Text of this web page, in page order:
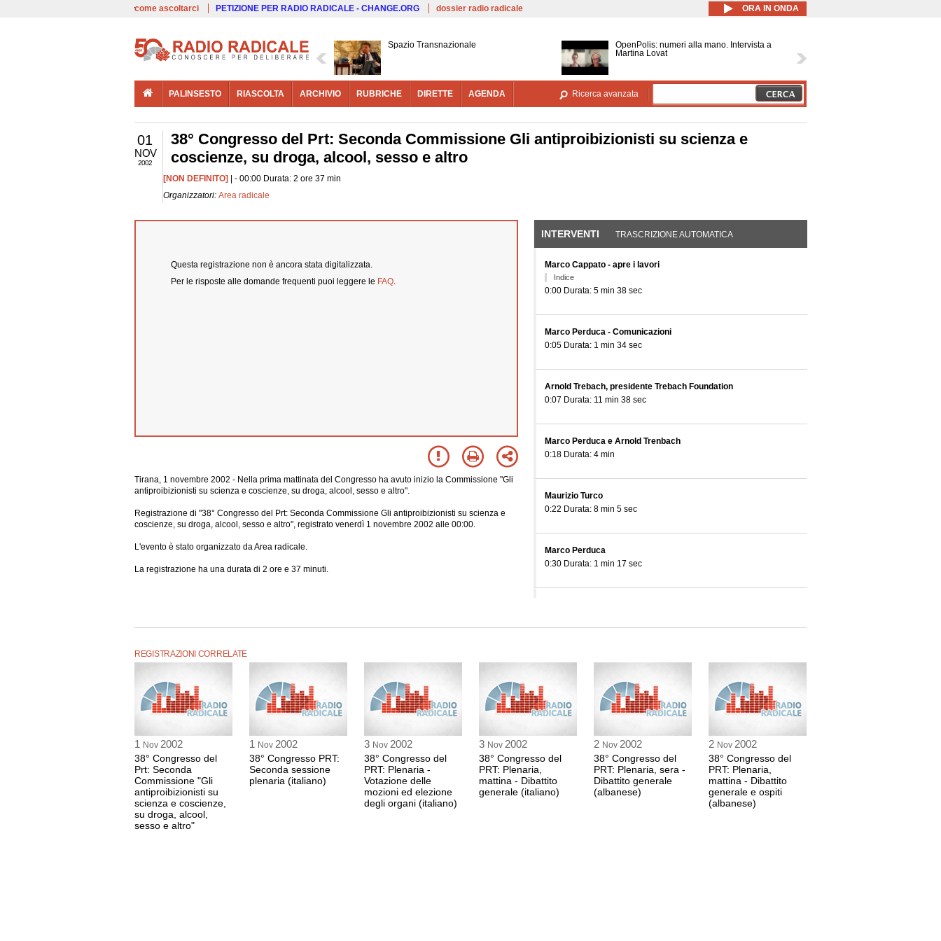
Salta al contenuto principale
come ascoltarci PETIZIONE PER RADIO RADICALE - CHANGE.ORG dossier radio radicale ORA IN ONDA
Spazio Transnazionale
OpenPolis: numeri alla mano. Intervista a
Martina Lovat
PALINSESTO RIASCOLTA ARCHIVIO RUBRICHE DIRETTE AGENDA Ricerca avanzata
01
NOV
2002
38° Congresso del Prt: Seconda Commissione Gli antiproibizionisti su scienza e
coscienze, su droga, alcool, sesso e altro
[NON DEFINITO]
| - 00:00 Durata: 2 ore 37 min
Organizzatori: Area radicale
Questa registrazione non è ancora stata digitalizzata.
Per le risposte alle domande frequenti puoi leggere le FAQ.
Tirana, 1 novembre 2002 - Nella prima mattinata del Congresso ha avuto inizio la Commissione "Gli
antiproibizionisti su scienza e coscienze, su droga, alcool, sesso e altro".
Registrazione di "38° Congresso del Prt: Seconda Commissione Gli antiproibizionisti su scienza e
coscienze, su droga, alcool, sesso e altro", registrato venerdì 1 novembre 2002 alle 00:00.
L'evento è stato organizzato da Area radicale.
La registrazione ha una durata di 2 ore e 37 minuti.
INTERVENTI (SCHEDA ATTIVA)
TRASCRIZIONE AUTOMATICA
Marco Cappato - apre i lavori
Indice
0:00 Durata: 5 min 38 sec
Marco Perduca - Comunicazioni
0:05 Durata: 1 min 34 sec
Arnold Trebach, presidente Trebach Foundation
0:07 Durata: 11 min 38 sec
Marco Perduca e Arnold Trenbach
0:18 Durata: 4 min
Maurizio Turco
0:22 Durata: 8 min 5 sec
Marco Perduca
0:30 Durata: 1 min 17 sec
0:32 Durata: 15 min 38 sec
0:47 Durata: 2 min 15 sec
0:50 Durata: 17 min 15 sec
Arnold Trebach
1:07 Durata: 1 min 30 sec
REGISTRAZIONI CORRELATE
1 Nov 2002
38° Congresso del
Prt: Seconda
Commissione "Gli
antiproibizionisti su
scienza e coscienze,
su droga, alcool,
sesso e altro"
1 Nov 2002
38° Congresso PRT:
Seconda sessione
plenaria (italiano)
3 Nov 2002
38° Congresso del
PRT: Plenaria -
Votazione delle
mozioni ed elezione
degli organi (italiano)
3 Nov 2002
38° Congresso del
PRT: Plenaria,
mattina - Dibattito
generale (italiano)
2 Nov 2002
38° Congresso del
PRT: Plenaria, sera -
Dibattito generale
(albanese)
2 Nov 2002
38° Congresso del
PRT: Plenaria,
mattina - Dibattito
generale e ospiti
(albanese)